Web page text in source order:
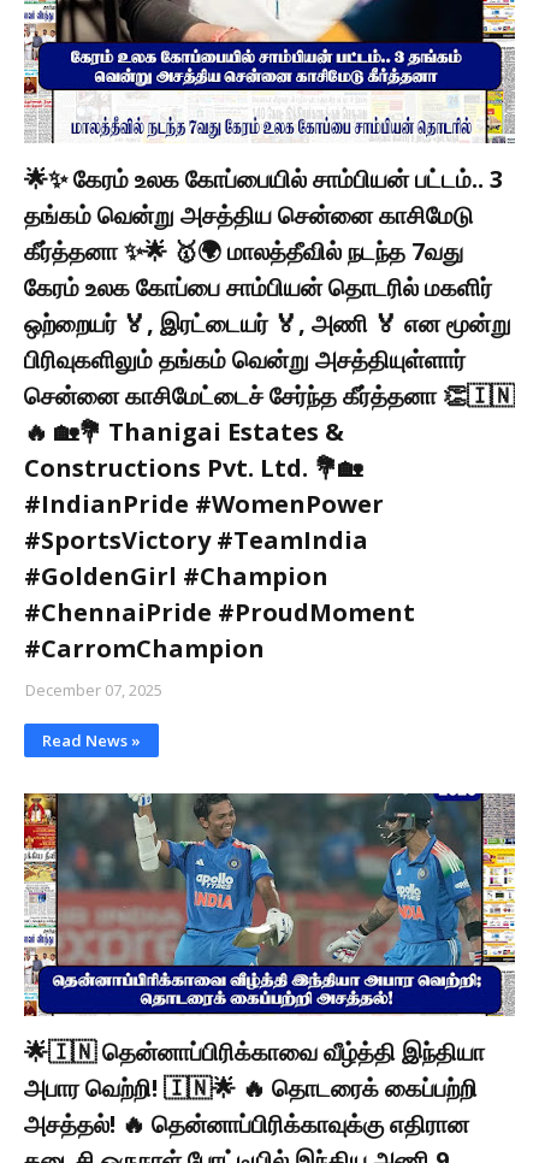
🌟✨ கேரம் உலக கோப்பையில் சாம்பியன் பட்டம்.. 3
தங்கம் வென்று அசத்திய சென்னை காசிமேடு
கீர்த்தனா ✨🌟 🥇🌍 மாலத்தீவில் நடந்த 7வது
கேரம் உலக கோப்பை சாம்பியன் தொடரில் மகளிர்
ஒற்றையர் 🏅, இரட்டையர் 🏅, அணி 🏅 என மூன்று
பிரிவுகளிலும் தங்கம் வென்று அசத்தியுள்ளார்
சென்னை காசிமேட்டைச் சேர்ந்த கீர்த்தனா 👏🇮🇳
🔥 🏡💐 Thanigai Estates &
Constructions Pvt. Ltd. 💐🏡
#IndianPride #WomenPower
#SportsVictory #TeamIndia
#GoldenGirl #Champion
#ChennaiPride #ProudMoment
#CarromChampion
December 07, 2025
Read News »
🌟🇮🇳 தென்னாப்பிரிக்காவை வீழ்த்தி இந்தியா
அபார வெற்றி! 🇮🇳🌟 🔥 தொடரைக் கைப்பற்றி
அசத்தல்! 🔥 தென்னாப்பிரிக்காவுக்கு எதிரான